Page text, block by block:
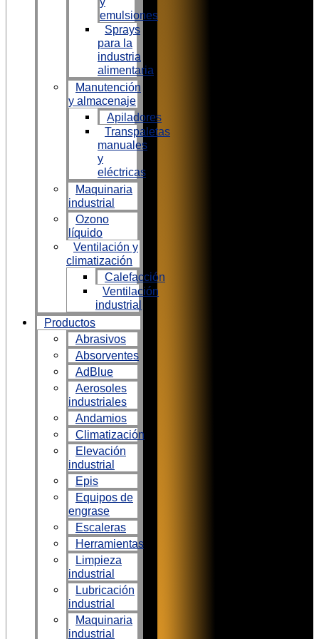
emulsiones
Sprays
para la
industria
alimentaria
Manutención
y almacenaje
Apiladores
Transpaletas
manuales
y
eléctricas
Maquinaria
industrial
Ozono
líquido
Ventilación y
climatización
Calefacción
Ventilación
industrial
Productos
Abrasivos
Absorventes
AdBlue
Aerosoles
industriales
Andamios
Climatización
Elevación
industrial
Epis
Equipos de
engrase
Escaleras
Herramientas
Limpieza
industrial
Lubricación
industrial
Maquinaria
industrial